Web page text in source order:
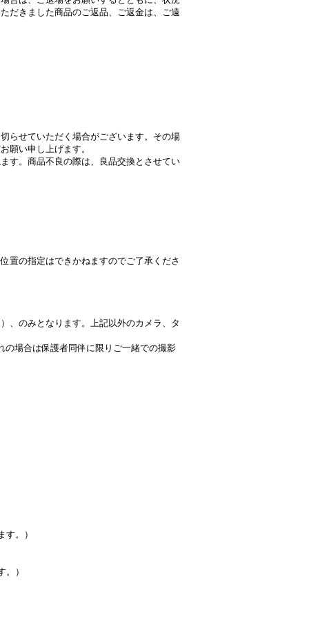
だきました商品のご返品、ご返金は、ご遠
らせていただく場合がございます。その場
願い申し上げます。
す。商品不良の際は、良品交換とさせてい
置の指定はできかねますのでご了承くださ
、のみとなります。上記以外のカメラ、タ
場合は保護者同伴に限りご一緒での撮影
。）
）